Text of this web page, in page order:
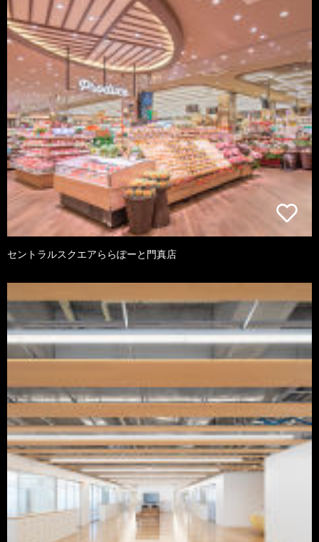
セントラルスクエアららぽーと門真店